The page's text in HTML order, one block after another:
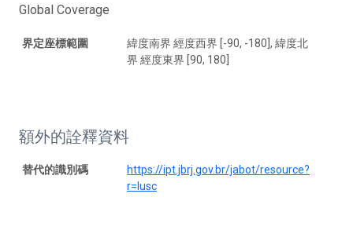
Global Coverage
界定座標範圍
緯度南界 經度西界 [-90, -180], 緯度北
界 經度東界 [90, 180]
額外的詮釋資料
替代的識別碼
https://ipt.jbrj.gov.br/jabot/resource?
r=lusc